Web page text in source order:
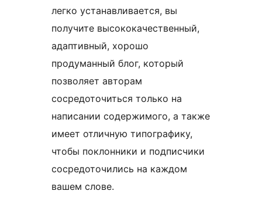
легко устанавливается, вы
получите высококачественный,
адаптивный, хорошо
продуманный блог, который
позволяет авторам
сосредоточиться только на
написании содержимого, а также
имеет отличную типографику,
чтобы поклонники и подписчики
сосредоточились на каждом
вашем слове.